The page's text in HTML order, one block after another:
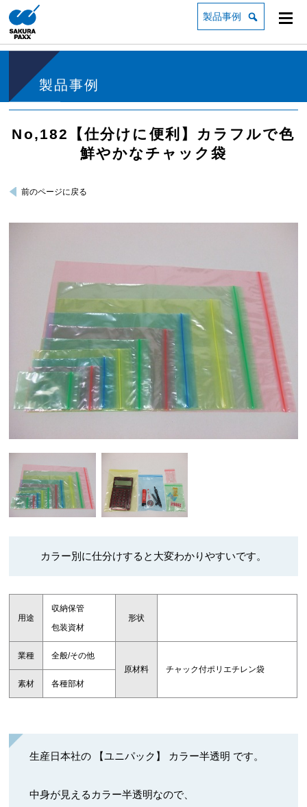
製品事例
製品事例
No,182【仕分けに便利】カラフルで色
鮮やかなチャック袋
前のページに戻る
カラー別に仕分けすると大変わかりやすいです。
用途
収納保管
包装資材
形状
業種
全般/その他
原材料
チャック付ポリエチレン袋
素材
各種部材
生産日本社の 【ユニパック】 カラー半透明 です。
中身が見えるカラー半透明なので、